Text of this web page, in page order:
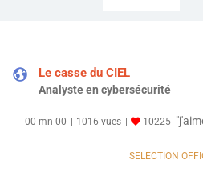
Le casse du CIEL
Analyste en cybersécurité
00 mn 00 1016 vues 10225
SELECTION